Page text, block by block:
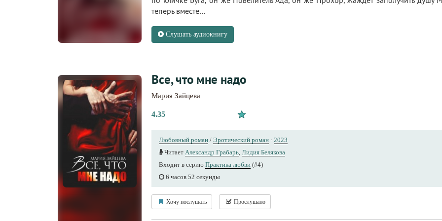
теперь вместе…
Слушать аудиокнигу
Все, что мне надо
Мария Зайцева
4.35
Любовный роман / Эротический роман · 2023
Читает Александр Грабарь, Лидия Белякова
Входит в серию Практика любви (#4)
6 часов 52 секунды
Хочу послушать Прослушано